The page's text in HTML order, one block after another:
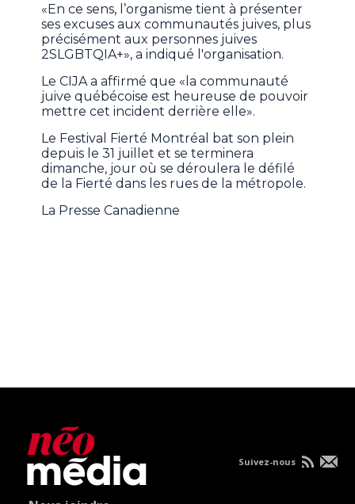
«En ce sens, l’organisme tient à présenter
ses excuses aux communautés juives, plus
précisément aux personnes juives
2SLGBTQIA+», a indiqué l'organisation.
Le CIJA a affirmé que «la communauté
juive québécoise est heureuse de pouvoir
mettre cet incident derrière elle».
Le Festival Fierté Montréal bat son plein
depuis le 31 juillet et se terminera
dimanche, jour où se déroulera le défilé
de la Fierté dans les rues de la métropole.
La Presse Canadienne
Suivez-nous